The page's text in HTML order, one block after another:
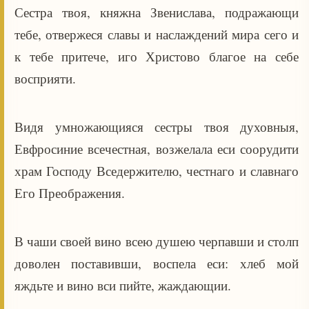
Сестра твоя, княжна Звенислава, подражающи
тебе, отвержеся славы и наслаждений мира сего и
к тебе притече, иго Христово благое на себе
восприяти.
Видя умножающияся сестры твоя духовныя,
Евфросиние всечестная, возжелала еси соорудити
храм Господу Вседержителю, честнаго и славнаго
Его Преображения.
В чаши своей вино всею душею черпавши и столп
доволен поставивши, воспела еси: хлеб мой
яждьте и вино вси пийте, жаждающии.